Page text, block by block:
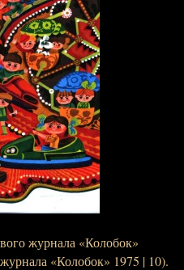
журнала «Колобок»
«Колобок» 1975 | 10).